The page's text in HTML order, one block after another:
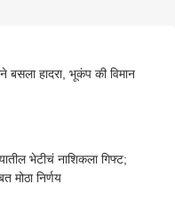
बसला हादरा, भूकंप की विमान
भेटीचं नाशिकला गिफ्ट;
मोठा निर्णय